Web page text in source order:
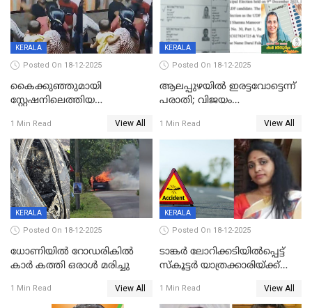
KERALA
Posted On 18-12-2025
കൈക്കുഞ്ഞുമായി
സ്റ്റേഷനിലെത്തിയ
കരണത്തടിച്ചു; CC ടിവി
ദൃശ്യങ്ങൾ പുറത്ത്
1 Min Read View All
KERALA
Posted On 18-12-2025
ആലപ്പുഴയിൽ ഇരട്ടവോട്ടെന്ന്
പരാതി; വിജയം
വാർഡിലെ എൽഡിഎഫ്
സ്ഥാനാർത്ഥി
1 Min Read View All
KERALA
Posted On 18-12-2025
ധോണിയിൽ റോഡരികിൽ
കാർ കത്തി ഒരാൾ മരിച്ചു
1 Min Read View All
KERALA
Posted On 18-12-2025
ടാങ്കർ ലോറിക്കടിയിൽപ്പെട്ട്
സ്കൂട്ടർ യാത്രക്കാരിയ്ക്ക്
കണ്ടോത്ത് ദേശീയ പാതയിൽ
1 Min Read View All